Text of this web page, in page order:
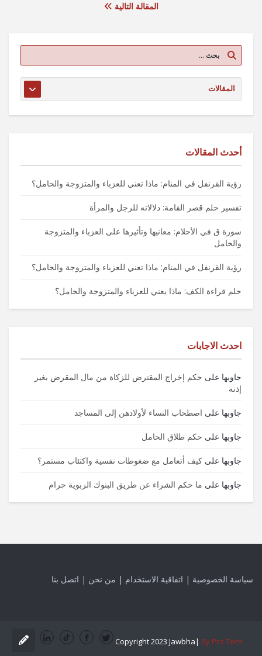
المقالة التالية
أحدث المقالات
رؤية القرنفل في المنام: ماذا تعني للعزباء والمتزوجة والحامل؟
تفسير حلم قصر القامة: دلالاته للرجل والمرأة
سورة ق في الأحلام: معانيها وتأثيرها على العزباء والمتزوجة
والحامل
رؤية القرنفل في المنام: ماذا تعني للعزباء والمتزوجة والحامل؟
حلم قراءة الكف: ماذا يعني للعزباء والمتزوجة والحامل؟
احدث الاجابات
جاوبها على حكم إخراج المقترض للزكاة من مال المقرض بغير
إذنه
جاوبها على اصطحاب النساء لأولادهن إلى المساجد
جاوبها على حكم طلاق الحامل
جاوبها على كيف أتعامل مع ضغوطات نفسية واكتئاب مستمر؟
جاوبها على ما حكم الشراء عن طريق البنوك الربوية حرام
سياسة الخصوصية | اتفاقية الاستخدام | من نحن | اتصل بنا
Copyright 2023 Jawbha| By Pro Tech